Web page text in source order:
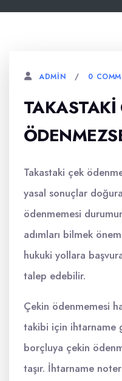
ADMIN 0
TAKASTAKI
Takastaki çek
yasal sonuçlar
ödenmemesi
adımları bilmek
hukuki yollara
talep edebilir.
Çekin ödenmemesi
takibi için ihtarname
borçluya çekin
taşır. İhtarname noter